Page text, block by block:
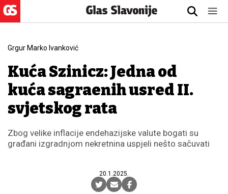
Grgur Marko Ivanković
Kuća Szinicz: Jedna od
kuća sagrađenih usred II.
svjetskog rata
Zbog velike inflacije endehazijske valute bogati su
građani izgradnjom nekretnina uspjeli nešto sačuvati
20.1.2025.